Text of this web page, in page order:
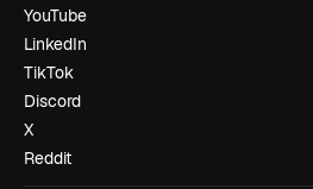
YouTube
LinkedIn
TikTok
Discord
X
Reddit